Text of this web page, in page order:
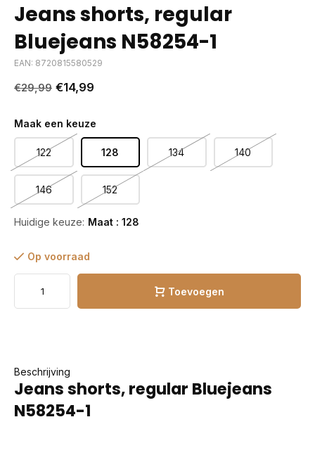
Jeans shorts, regular
Bluejeans N58254-1
EAN: 8720815580529
€29,99 €14,99
Maak een keuze
122 128 134 140
146 152
Huidige keuze: Maat : 128
Op voorraad
Toevoegen
Beschrijving
Jeans shorts, regular Bluejeans
N58254-1